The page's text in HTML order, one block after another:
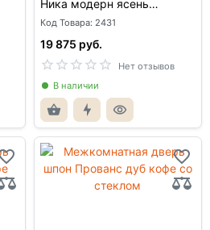
Ника модерн ясень
пломбир со стеклом
Код Товара: 2431
19 875 руб.
Нет отзывов
В наличии